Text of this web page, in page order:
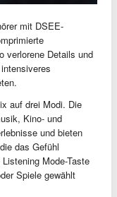
mit DSEE-
verlorene Details und
auf drei Modi. Die
Kino- und
und bieten
das Gefühl
Mode-Taste
Spiele gewählt